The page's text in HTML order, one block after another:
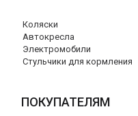
Коляски
Автокресла
Электромобили
Стульчики для кормления
ПОКУПАТЕЛЯМ